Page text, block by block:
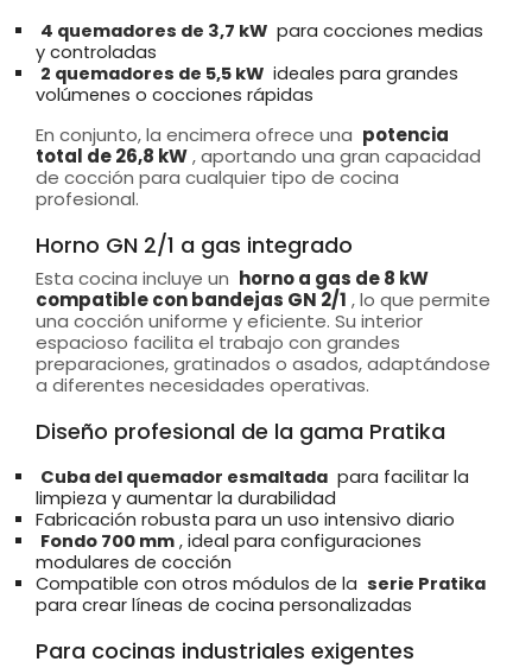
4 quemadores de 3,7 kW para cocciones medias
y controladas
2 quemadores de 5,5 kW ideales para grandes
volúmenes o cocciones rápidas
En conjunto, la encimera ofrece una potencia
total de 26,8 kW, aportando una gran capacidad
de cocción para cualquier tipo de cocina
profesional.
Horno GN 2/1 a gas integrado
Esta cocina incluye un horno a gas de 8 kW
compatible con bandejas GN 2/1 , lo que permite
una cocción uniforme y eficiente. Su interior
espacioso facilita el trabajo con grandes
preparaciones, gratinados o asados, adaptándose
a diferentes necesidades operativas.
Diseño profesional de la gama Pratika
Cuba del quemador esmaltada para facilitar la
limpieza y aumentar la durabilidad
Fabricación robusta para un uso intensivo diario
Fondo 700 mm , ideal para configuraciones
modulares de cocción
Compatible con otros módulos de la serie Pratika
para crear líneas de cocina personalizadas
Para cocinas industriales exigentes